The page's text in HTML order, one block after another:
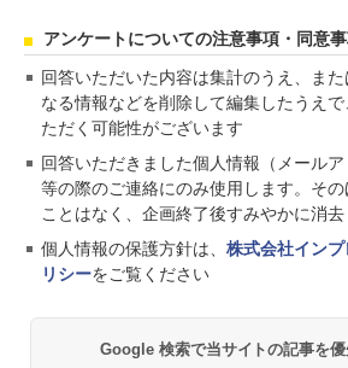
アンケートについての注意事項・同意
回答いただいた内容は集計のうえ、ま
なる情報などを削除して編集したうえ
ただく可能性がございます
回答いただきました個人情報（メール
等の際のご連絡にのみ使用します。そ
ことはなく、企画終了後すみやかに消去
個人情報の保護方針は、 株式会社イン
リシーをご覧ください
Google 検索で当サイトの記事を